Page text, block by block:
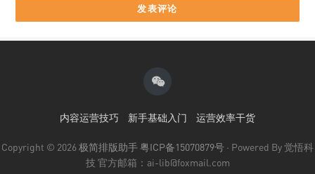
内容运营技巧 新手基础入门 运营效率干货
Copyright © 2026极简排版助手粤ICP备15070879号 · Powered By 觉悟科
技 官方邮箱：ai-lib@foxmail.com